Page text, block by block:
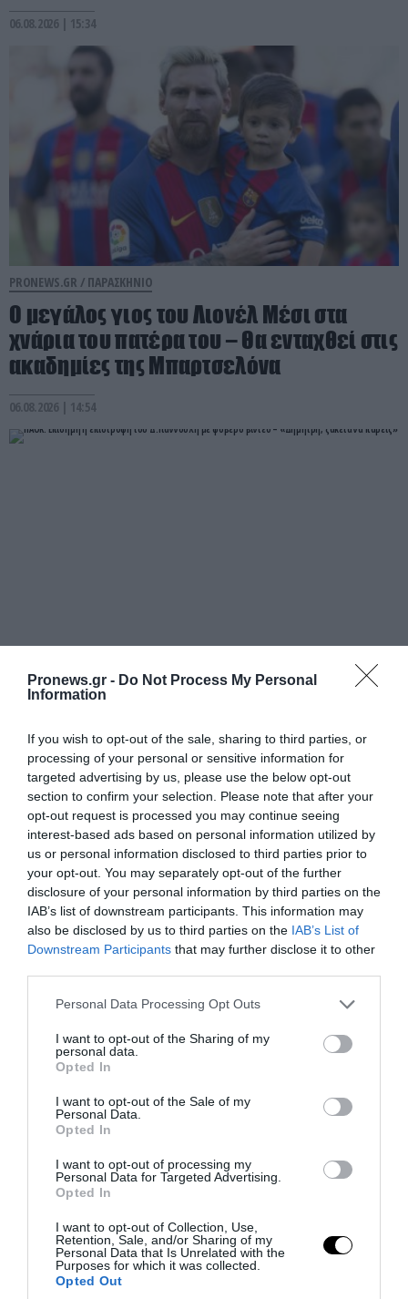
Pronews.gr - Do Not Process My Personal
Information
If you wish to opt-out of the sale, sharing to third parties, or
processing of your personal or sensitive information for
targeted advertising by us, please use the below opt-out
section to confirm your selection. Please note that after your
opt-out request is processed you may continue seeing
interest-based ads based on personal information utilized by
us or personal information disclosed to third parties prior to
your opt-out. You may separately opt-out of the further
disclosure of your personal information by third parties on the
IAB’s list of downstream participants. This information may
also be disclosed by us to third parties on the IAB’s List of
Downstream Participants that may further disclose it to other
Please note that this website/app uses one or more Google
not limited to your visit or usage behaviour. You may click to
grant or deny consent to Google and its third-party tags to
use your data for below specified purposes in below Google
consent section.
Personal Data Processing Opt Outs
I want to opt-out of the Sharing of my
personal data.
Opted In
I want to opt-out of the Sale of my
Personal Data.
Opted In
I want to opt-out of processing my
Personal Data for Targeted Advertising.
Opted In
I want to opt-out of Collection, Use,
Retention, Sale, and/or Sharing of my
Personal Data that Is Unrelated with the
Purposes for which it was collected.
Opted Out
06.08.2026 | 15:34
PRONEWS.GR / ΠΑΡΑΣΚΗΝΙΟ
Ο μεγάλος γιος του Λιονέλ Μέσι στα
χνάρια του πατέρα του – Θα ενταχθεί στις
ακαδημίες της Μπαρτσελόνα
06.08.2026 | 14:54
ΠΑΟΚ: Επίσημη η επιστροφή του
«Δημήτρη, ζακέτα να πάρεις»
06.08.2026 | 14:12
PRONEWS.GR /ΠΑΡΑΣΚΗΝΙΟ
Πέθανε στα 38 του ο γιος του Μαρκ Χιουζ:
Τι είναι το «σύνδρομο αιφνίδιου
θανάτου» που του στέρησε την ζωή
06.08.2026 | 09:59